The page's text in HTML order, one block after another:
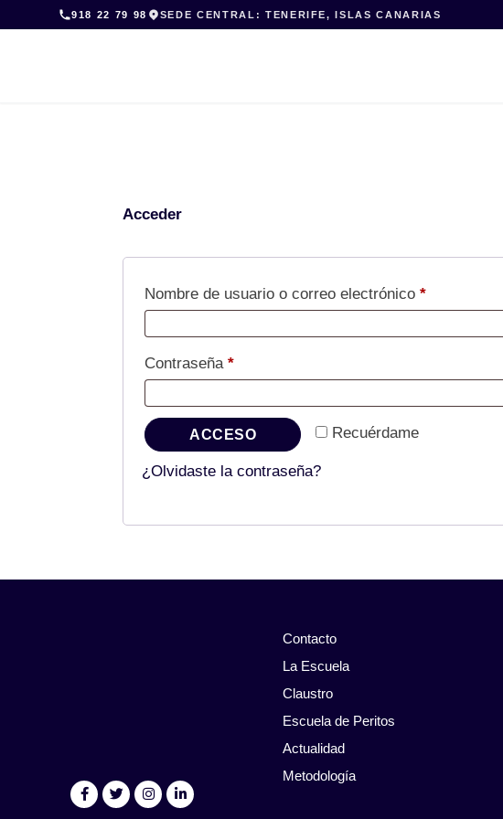
to
918 22 79 98 SEDE CENTRAL: TENERIFE, ISLAS CANARIAS
Acceder
Nombre de usuario o correo electrónico*Obligatorio
Contraseña*Obligatorio
Recuérdame
ACCESO
¿Olvidaste la contraseña?
Contacto
La Escuela
Claustro
Escuela de Peritos
Actualidad
Metodología